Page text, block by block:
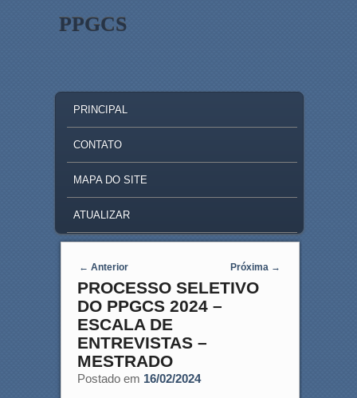
PPGCS
SKIP TO PRIMARY CONTENT
SKIP TO SECONDARY CONTENT
PRINCIPAL
CONTATO
MAPA DO SITE
ATUALIZAR
Post navigation
← Anterior Próxima →
PROCESSO SELETIVO
DO PPGCS 2024 –
ESCALA DE
ENTREVISTAS –
MESTRADO
Postado em 16/02/2024